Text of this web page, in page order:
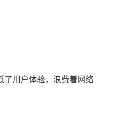
了用户体验，浪费着网络